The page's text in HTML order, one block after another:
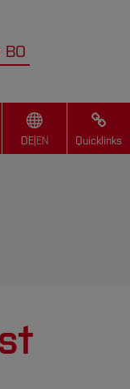
BO
DE| EN Quicklinks